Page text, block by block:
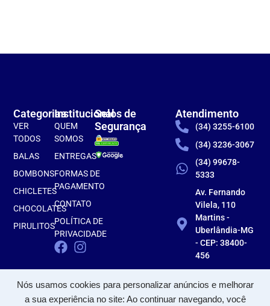
Nós usamos cookies para personalizar anúncios e melhorar
a sua experiência no site: Ao continuar navegando, você
Institucional
QUEM
SOMOS
ENTREGAS
FORMAS DE
PAGAMENTO
CONTATO
POLÍTICA DE
PRIVACIDADE
Categorias
VER
TODOS
BALAS
BOMBONS
CHICLETES
CHOCOLATES
PIRULITOS
Atendimento
(34) 3255-6100
(34) 3236-3067
(34) 99678-
5333
Av. Fernando
Vilela, 110
Martins -
Uberlândia-MG
- CEP: 38400-
456
Selos de
Segurança